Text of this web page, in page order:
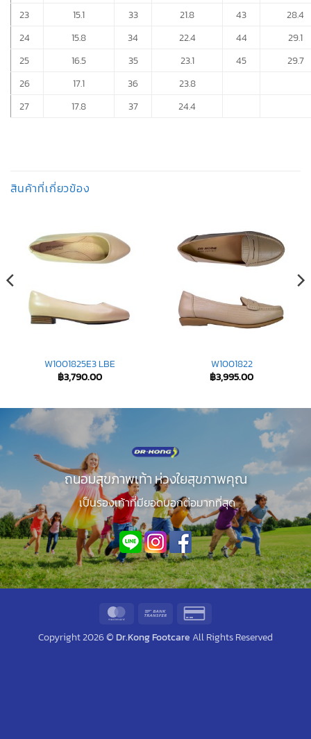
23
15.1 33 21.8 43
28.4
24
15.8 34 22.4 44
29.1
25
16.5 35 23.1 45
29.7
26
17.1 36
23.8
27
17.8 37 24.4
สินค้าที่เกี่ยวข้อง
W1001825E3 LBE
฿3,790.00
W1001822
฿3,995.00
ถนอมสุขภาพเท้า ห่วงใยสุขภาพคุณ
เป็นรองเท้าที่มียอดบอกต่อมากที่สุด
MasterCard Bank
2
Copyright 2026 © Dr.Kong Footcare All Rights Reserved